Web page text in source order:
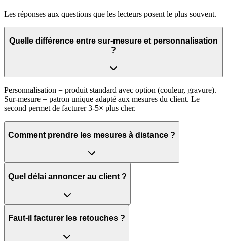
Les réponses aux questions que les lecteurs posent le plus souvent.
Quelle différence entre sur-mesure et personnalisation
?
Personnalisation = produit standard avec option (couleur, gravure).
Sur-mesure = patron unique adapté aux mesures du client. Le
second permet de facturer 3-5× plus cher.
Comment prendre les mesures à distance ?
Quel délai annoncer au client ?
Faut-il facturer les retouches ?